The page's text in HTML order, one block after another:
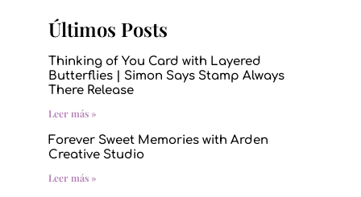
Últimos Posts
Thinking of You Card with Layered
Butterflies | Simon Says Stamp Always
There Release
Leer más »
Forever Sweet Memories with Arden
Creative Studio
Leer más »